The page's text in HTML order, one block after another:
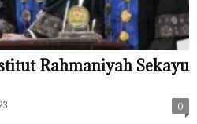
Rahmaniyah Sekayu
0